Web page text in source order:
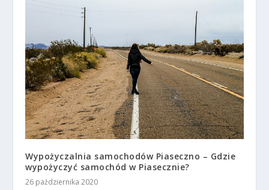
Wypożyczalnia samochodów Piaseczno – Gdzie
wypożyczyć samochód w Piasecznie?
26 października 2020